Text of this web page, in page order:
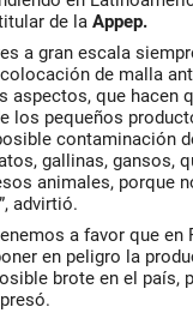
de la Appep.
a gran escala
de malla
aspectos, que hacen
los pequeños
contaminación
gallinas, gansos,
animales, porque
advirtió.
a favor que en
en peligro la
brote en el país,